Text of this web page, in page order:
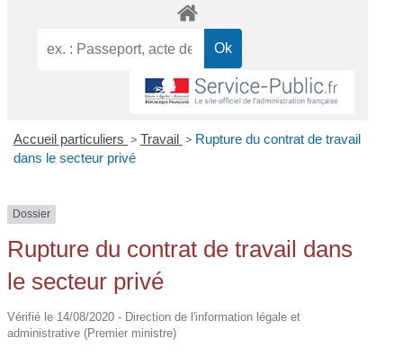
Accueil particuliers > Travail > Rupture du contrat de travail
dans le secteur privé
Dossier
Rupture du contrat de travail dans
le secteur privé
Vérifié le 14/08/2020 - Direction de l'information légale et
administrative (Premier ministre)